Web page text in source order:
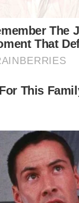
ญาตปลูกกัญชา
ารใช้กัญชาเพื่อ
าวชน กฎหมาย
ถสูบกัญชา กัญช
สงวนความเห็
าก กัญชามีประ
ำมาใช้ในทางที่
กันการเข้าถึง
สงวนความเห็